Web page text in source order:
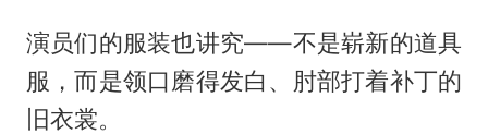
演员们的服装也讲究——不是崭新的道具
服，而是领口磨得发白、肘部打着补丁的
旧衣裳。